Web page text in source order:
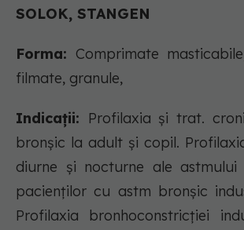
SOLOK, STANGEN
Forma: Comprimate
filmate, granule,
Indicații:
Profilaxia și trat.
bronșic la adult și copil.
diurne și nocturne ale astmului
pacienților cu astm bronșic
Profilaxia bronhoconstricției